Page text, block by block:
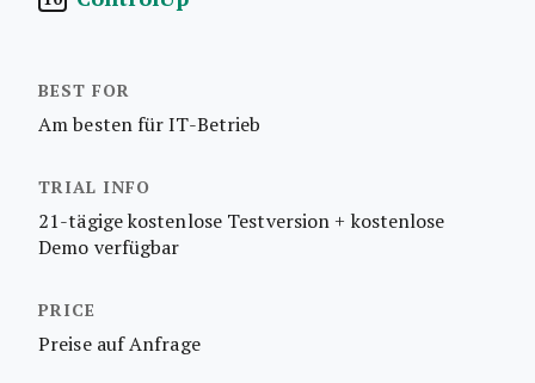
Am besten für IT-Betrieb
21-tägige kostenlose Testversion + kostenlose
Demo verfügbar
Preise auf Anfrage